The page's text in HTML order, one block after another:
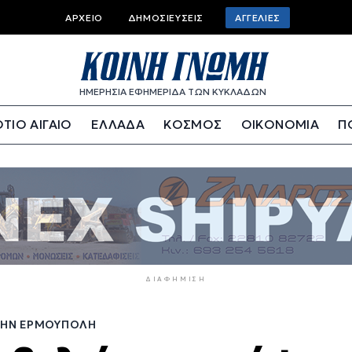
Top
bar
menu
ΑΡΧΕΊΟ ΔΗΜΟΣΙΕΎΣΕΙΣ ΑΓΓΕΛΊΕΣ
ΗΜΕΡΗΣΙΑ ΕΦΗΜΕΡΙΔΑ ΤΩΝ ΚΥΚΛΑΔΩΝ
ΑΙΓΑΙΟ ΕΛΛΑΔΑ ΚΟΣΜΟΣ ΟΙΚΟΝΟΜΙΑ
ΔΙΑΦΉΜΙΣΗ
ΕΡΜΟΎΠΟΛΗ